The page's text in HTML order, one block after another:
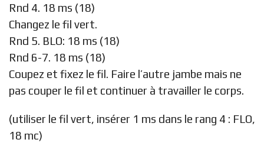
Rnd 4. 18 ms (18)
Changez le fil vert.
Rnd 5. BLO: 18 ms (18)
Rnd 6-7. 18 ms (18)
Coupez et fixez le fil. Faire l’autre jambe mais ne
pas couper le fil et continuer à travailler le corps.
(utiliser le fil vert, insérer 1 ms dans le rang 4 : FLO,
18 mc)